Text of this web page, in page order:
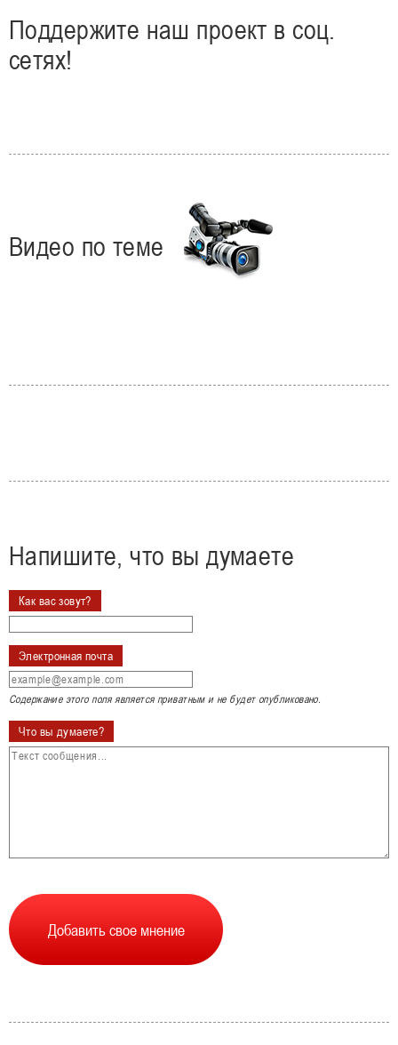
Поддержите наш проект в соц.
сетях!
Видео по теме
Напишите, что вы думаете
Как вас зовут?
Электронная почта
Содержание этого поля является приватным и не будет опубликовано.
Что вы думаете?